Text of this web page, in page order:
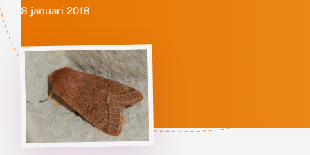
8 januari 2018